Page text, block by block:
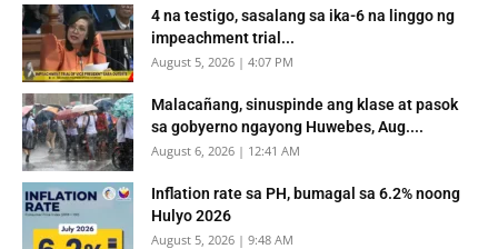
4 na testigo, sasalang sa ika-6 na linggo ng
impeachment trial...
August 5, 2026 | 4:07 PM
Malacañang, sinuspinde ang klase at pasok
sa gobyerno ngayong Huwebes, Aug....
August 6, 2026 | 12:41 AM
Inflation rate sa PH, bumagal sa 6.2% noong
Hulyo 2026
August 5, 2026 | 9:48 AM